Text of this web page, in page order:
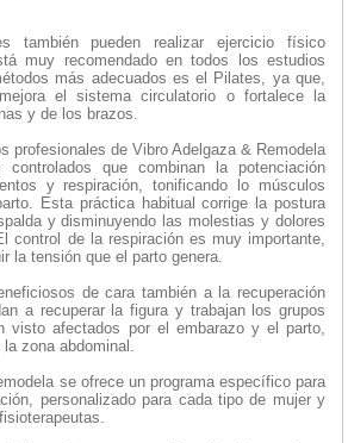
también pueden realizar ejercicio físico
muy recomendado en todos los estudios
más adecuados es el Pilates, ya que,
el sistema circulatorio o fortalece la
y de los brazos.
profesionales de Vibro Adelgaza & Remodela
controlados que combinan la potenciación
y respiración, tonificando lo músculos
Esta práctica habitual corrige la postura
y disminuyendo las molestias y dolores
control de la respiración es muy importante,
la tensión que el parto genera.
de cara también a la recuperación
a recuperar la figura y trabajan los grupos
visto afectados por el embarazo y el parto,
zona abdominal.
se ofrece un programa específico para
personalizado para cada tipo de mujer y